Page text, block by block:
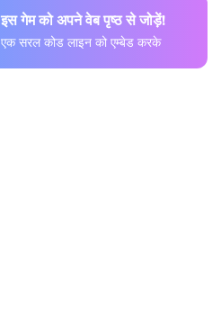
इस गेम को अपने वेब पृष्ठ से जोड़ें!
एक सरल कोड लाइन को एम्बेड करके